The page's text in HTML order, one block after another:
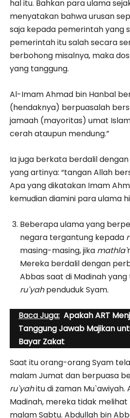
hal itu. Bahkan para ulama
menyatakan bahwa urusan
saja kepada pemerintah yang
pemerintah itu salah secara
berbohong misalnya, maka
yang tanggung.
Al-Imam Ahmad bin Hanbal
(hendaknya) berpuasalah
jamaah (mayoritas) umat
cerah ataupun mendung.”
Ia juga berkata berdalil dengan
yang artinya: “tangan Allah
Apa yang dikatakan Imam
kemudian diamini para ulama
Beberapa ulama yang
negara tergantung kepada
masing-masing, jika mathla`
Mereka berdalil dengan
Abbas saat di Madinah
ru`yahpenduduk Syam.
Baca Juga: Apakah ART
Tanggung Jawab Majikan
Bayar Zakat
Saat itu orang-orang Syam
malam Jumat dan berpuasa
ru`yahitu di zaman Mu`awiyah.
Madinah, mereka tidak melihat
malam Sabtu. Abdullah bin